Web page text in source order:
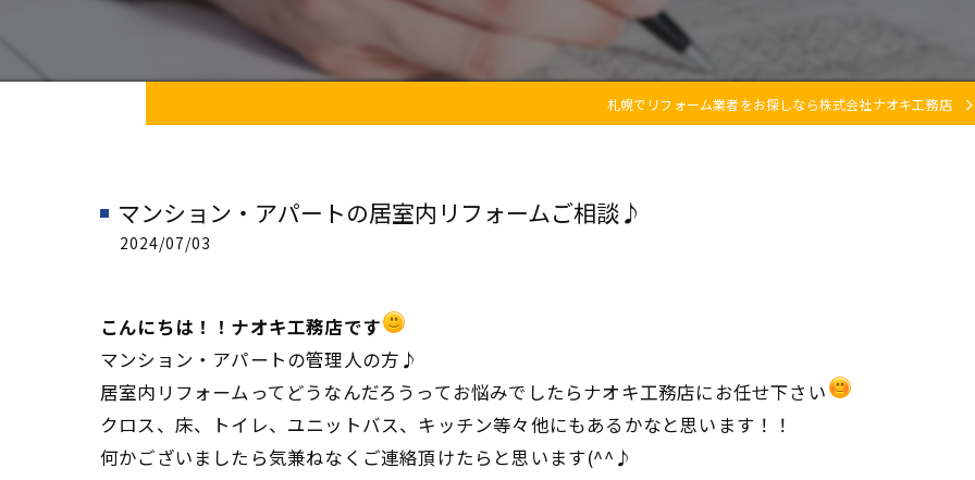
札幌でリフォーム業者をお探しなら株式会社ナオキ工務店
マンション・アパートの居室内リフォームご相談♪
2024/07/03
こんにちは！！ナオキ工務店です
マンション・アパートの管理人の方♪
居室内リフォームってどうなんだろうってお悩みでしたらナオキ工務店にお任せ下さい
クロス、床、トイレ、ユニットバス、キッチン等々他にもあるかなと思います！！
何かございましたら気兼ねなくご連絡頂けたらと思います(^^♪